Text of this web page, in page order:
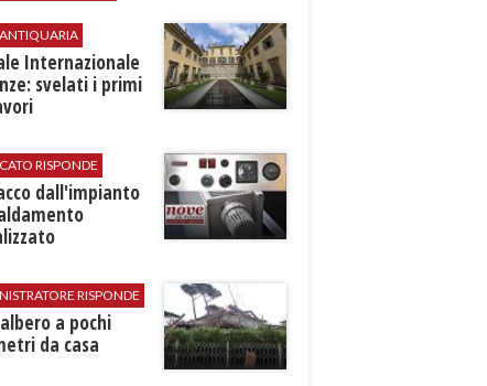
Internazionale
svelati i primi
RISPONDE
dall'impianto
RISPONDE
a pochi
da casa